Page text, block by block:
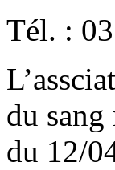
Tél. :
du
du 12/